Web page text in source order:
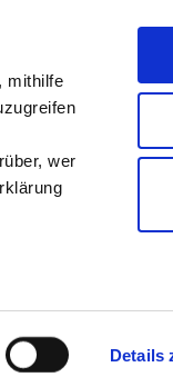
mithilfe
wer
Details